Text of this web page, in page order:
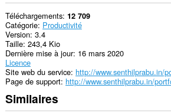
Téléchargements 12 709
Catégorie Productivité
Version 3.4
Taille 243,4 Kio
Dernière mise à jour 16 mars 2020
Licence
Site web du service http://www.senthilprabu.in/
Page de support http://www.senthilprabu.in/
Similaires